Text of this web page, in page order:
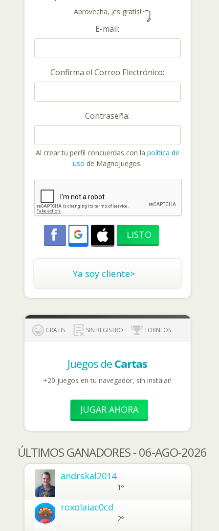
Aprovecha, ¡es gratis!
E-mail:
Confirma el Correo Electrónico:
Contraseña:
Al crear tu perfil concuerdas con la política de
uso de MagnoJuegos.
Ya soy cliente>
GRATIS SIN REGISTRO TORNEOS
Juegos de Cartas
+20 juegos en tu navegador, sin instalar!
JUGAR AHORA
ÚLTIMOS GANADORES - 06-AGO-2026
andrskal2014
1º
roxolaiac0cd
2º